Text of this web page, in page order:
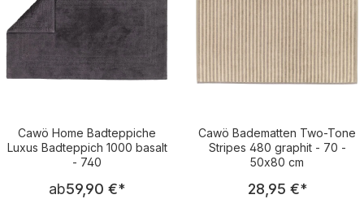
Cawö Home Badteppiche
Luxus Badteppich 1000 basalt
- 740
Regulärer Preis:
ab59,90 €*
Cawö Badematten Two-Tone
Stripes 480 graphit - 70 -
50x80 cm
Regulärer
28,95 €*